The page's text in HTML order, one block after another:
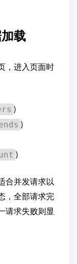
载
，进入页面时
)
)
)
合并发请求以
，全部请求完
请求失败则显